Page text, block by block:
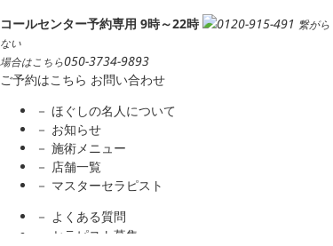
コールセンター予約専用 9時～22時 0120-915-491 繋がら
ない
場合はこちら050-3734-9893
ご予約はこちら お問い合わせ
－ ほぐしの名人について
－ お知らせ
－ 施術メニュー
－ 店舗一覧
－ マスターセラピスト
－ よくある質問
－ セラピスト募集